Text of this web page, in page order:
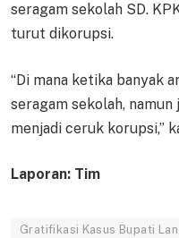
seragam sekolah SD.
turut dikorupsi.
“Di mana ketika banyak
seragam sekolah,
menjadi ceruk korupsi,”
Laporan: Tim
Gratifikasi Kasus Bupati